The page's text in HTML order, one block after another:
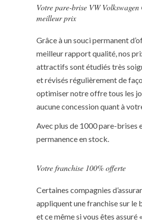
Votre pare-brise VW
meilleur prix
Grâce à un souci permanent
meilleur rapport qualité, nos
attractifs sont étudiés très
et révisés régulièrement de
optimiser notre offre tous les
aucune concession quant à
Avec plus de 1000 pare-brises
permanence en stock.
Votre franchise 100% offerte
Certaines compagnies
appliquent une franchise sur le
et ce même si vous êtes assuré